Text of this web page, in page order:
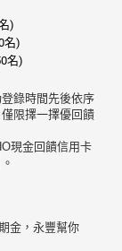
)
名)
名)
錄時間先後依序
限擇一擇優回饋
現金回饋信用卡
金，永豐幫你